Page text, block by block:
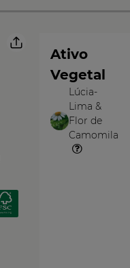
Ativo
Vegetal
O
Vegetal
Lúcia-
Lima &
Flor de
Camomila